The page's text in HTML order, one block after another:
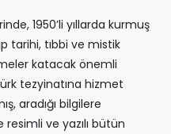
1950’li yıllarda kurmuş
tarihi, tıbbi ve mistik
katacak önemli
tezyinatına hizmet
aradığı bilgilere
ve yazılı bütün